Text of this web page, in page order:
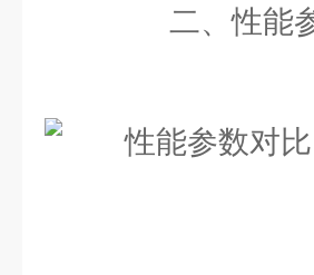
二、性能